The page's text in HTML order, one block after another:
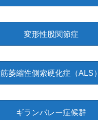
変形性股関節症
筋萎縮性側索硬化症（ALS）
ギランバレー症候群